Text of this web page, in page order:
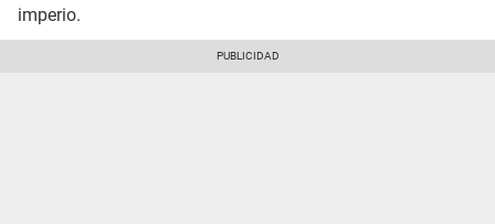
imperio.